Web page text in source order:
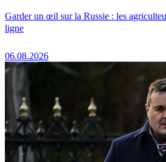
Garder un œil sur la Russie : les
ligne
06.08.2026